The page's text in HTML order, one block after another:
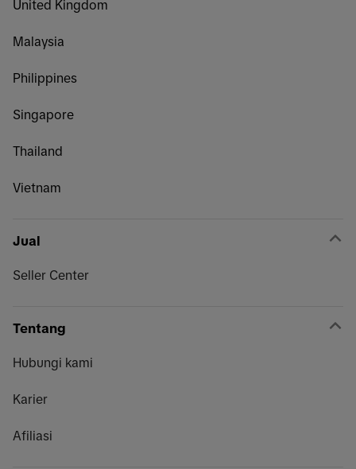
United Kingdom
Malaysia
Philippines
Singapore
Thailand
Vietnam
Jual
Seller Center
Tentang
Hubungi kami
Karier
Afiliasi